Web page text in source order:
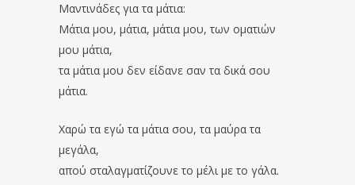
Μαντινάδες για τα μάτια:
Μάτια μου, μάτια, μάτια μου, των οματιών
μου μάτια,
τα μάτια μου δεν είδανε σαν τα δικά σου
μάτια.
Χαρώ τα εγώ τα μάτια σου, τα μαύρα τα
μεγάλα,
απού σταλαγματίζουνε το μέλι με το γάλα.